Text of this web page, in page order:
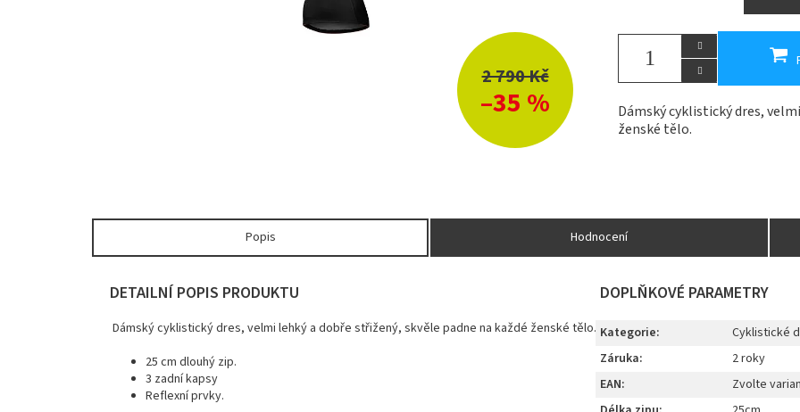
2 790 Kč
–35 %
Dámský cyklistický dres,
ženské tělo.
Popis Hodnocení
DETAILNÍ POPIS PRODUKTU
Dámský cyklistický dres, velmi lehký a dobře střižený, skvěle padne na každé ženské tělo.
25 cm dlouhý zip.
3 zadní kapsy
Reflexní prvky.
DOPLŇKOVÉ PARAMETRY
Kategorie:
Cyklistické
Záruka:
2 roky
EAN:
Zvolte